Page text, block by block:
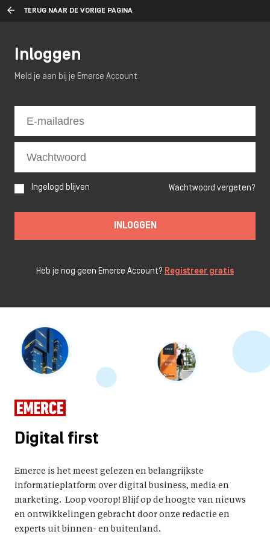
TERUG NAAR DE VORIGE PAGINA
Digital first
Emerce is het meest gelezen en belangrijkste
informatieplatform over digital business, media en
marketing. Loop voorop! Blijf op de hoogte van nieuws
en ontwikkelingen gebracht door onze redactie en
experts uit binnen- en buitenland.
Inloggen
Meld je aan bij je Emerce Account
Ingelogd blijven Wachtwoord vergeten?
INLOGGEN
Heb je nog geen Emerce Account? Registreer gratis